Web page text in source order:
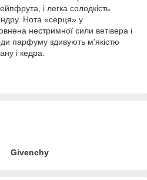
і легка солодкість
Нота «серця» у
нестримної сили ветівера і
парфуму здивують м'якістю
і кедра.
Givenchy